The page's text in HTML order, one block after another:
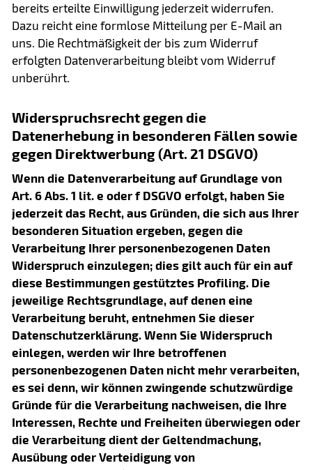
bereits erteilte Einwilligung jederzeit widerrufen.
Dazu reicht eine formlose Mitteilung per E-Mail an
uns. Die Rechtmäßigkeit der bis zum Widerruf
erfolgten Datenverarbeitung bleibt vom Widerruf
unberührt.
Widerspruchsrecht gegen die
Datenerhebung in besonderen Fällen sowie
gegen Direktwerbung (Art. 21 DSGVO)
Wenn die Datenverarbeitung auf Grundlage von
Art. 6 Abs. 1 lit. e oder f DSGVO erfolgt, haben Sie
jederzeit das Recht, aus Gründen, die sich aus Ihrer
besonderen Situation ergeben, gegen die
Verarbeitung Ihrer personenbezogenen Daten
Widerspruch einzulegen; dies gilt auch für ein auf
diese Bestimmungen gestütztes Profiling. Die
jeweilige Rechtsgrundlage, auf denen eine
Verarbeitung beruht, entnehmen Sie dieser
Datenschutzerklärung. Wenn Sie Widerspruch
einlegen, werden wir Ihre betroffenen
personenbezogenen Daten nicht mehr verarbeiten,
es sei denn, wir können zwingende schutzwürdige
Gründe für die Verarbeitung nachweisen, die Ihre
Interessen, Rechte und Freiheiten überwiegen oder
die Verarbeitung dient der Geltendmachung,
Ausübung oder Verteidigung von